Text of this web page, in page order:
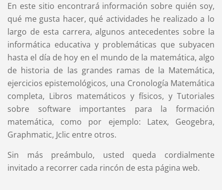
En este sitio encontrará información sobre quién soy,
qué me gusta hacer, qué actividades he realizado a lo
largo de esta carrera, algunos antecedentes sobre la
informática educativa y problemáticas que subyacen
hasta el día de hoy en el mundo de la matemática, algo
de historia de las grandes ramas de la Matemática,
ejercicios epistemológicos, una Cronología Matemática
completa, Libros matemáticos y físicos, y Tutoriales
sobre software importantes para la formación
matemática, como por ejemplo: Latex, Geogebra,
Graphmatic, Jclic entre otros.
Sin más preámbulo, usted queda cordialmente
invitado a recorrer cada rincón de esta página web.